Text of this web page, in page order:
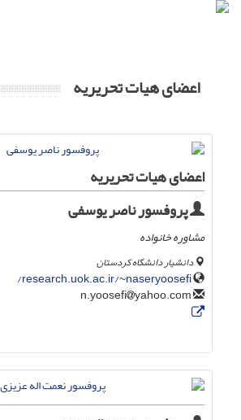
اعضای هیات تحریریه
اعضای هیات تحریریه
پروفسور ناصر یوسفی
مشاوره خانواده
دانشیار دانشگاه کردستان
research.uok.ac.ir/~naseryoosefi/
yahoo.com